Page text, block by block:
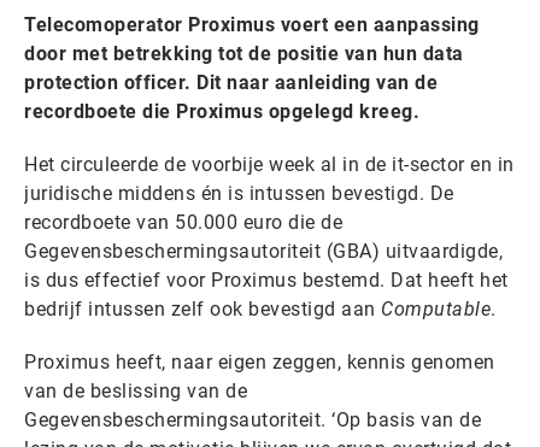
Telecomoperator Proximus voert een aanpassing
door met betrekking tot de positie van hun data
protection officer. Dit naar aanleiding van de
recordboete die Proximus opgelegd kreeg.
Het circuleerde de voorbije week al in de it-sector en in
juridische middens én is intussen bevestigd. De
recordboete van 50.000 euro die de
Gegevensbeschermingsautoriteit (GBA) uitvaardigde,
is dus effectief voor Proximus bestemd. Dat heeft het
bedrijf intussen zelf ook bevestigd aan Computable.
Proximus heeft, naar eigen zeggen, kennis genomen
van de beslissing van de
Gegevensbeschermingsautoriteit. ‘Op basis van de